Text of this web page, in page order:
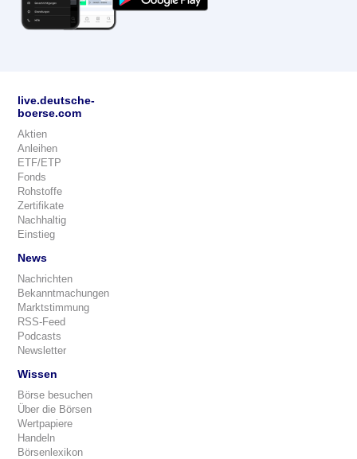
live.deutsche-
boerse.com
Aktien
Anleihen
ETF/ETP
Fonds
Rohstoffe
Zertifikate
Nachhaltig
Einstieg
News
Nachrichten
Bekanntmachungen
Marktstimmung
RSS-Feed
Podcasts
Newsletter
Wissen
Börse besuchen
Über die Börsen
Wertpapiere
Handeln
Börsenlexikon